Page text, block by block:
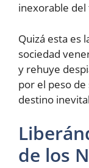
inexorable
Quizá esta es
sociedad
y rehuye
por el peso de
destino
de los